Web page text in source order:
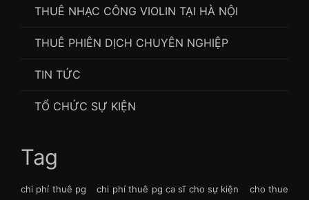
THUÊ NHẠC CÔNG VIOLIN TẠI HÀ NỘI
THUÊ PHIÊN DỊCH CHUYÊN NGHIỆP
TIN TỨC
TỔ CHỨC SỰ KIỆN
Tag
chi phí thuê pg chi phí thuê pg ca sĩ cho sự kiện
cho thue